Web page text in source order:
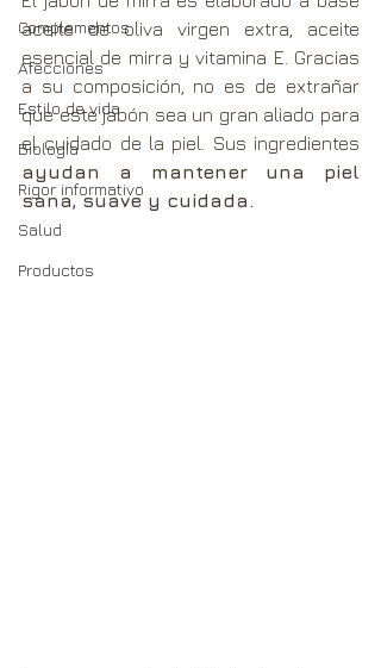
Complementos
Afecciones
Estilo de vida
Biología
Rigor informativo
Salud
Productos
aceite de oliva virgen extra, aceite
esencial de mirra y vitamina E. Gracias
a su composición, no es de extrañar
que este jabón sea un gran aliado para
ayudan a mantener una piel
sana, suave y cuidada.